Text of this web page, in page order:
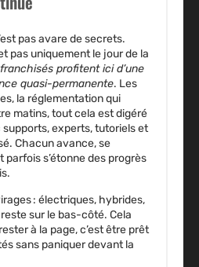
pas avare de secrets.
pas uniquement le jour de la
profitent ici d’une
quasi-permanente. Les
la réglementation qui
matins, tout cela est digéré
experts, tutoriels et
Chacun avance, se
parfois s’étonne des progrès
: électriques, hybrides,
sur le bas-côté. Cela
à la page, c’est être prêt
sans paniquer devant la